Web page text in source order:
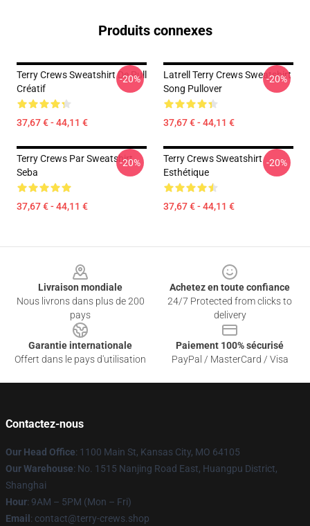
Produits connexes
Terry Crews Sweatshirt De Pull
Créatif
37,67 € - 44,11 €
-20%
Latrell Terry Crews Sweatshirt
Song Pullover
37,67 € - 44,11 €
-20%
Terry Crews Par Sweatshirt
Seba
37,67 € - 44,11 €
-20%
Terry Crews Sweatshirt
Esthétique
37,67 € - 44,11 €
-20%
Livraison mondiale
Nous livrons dans plus de 200
pays
Achetez en toute confiance
24/7 Protected from clicks to
delivery
Garantie internationale
Offert dans le pays d'utilisation
Paiement 100% sécurisé
PayPal / MasterCard / Visa
Contactez-nous
Our Head Office: 1100 Main St, Kansas City, MO 64105
Our Warehouse: No. 1515 Nanjing Road East, Huangpu District,
Shanghai
Hour: 9AM – 5PM (Mon – Fri)
Email : contact@terry-crews.shop